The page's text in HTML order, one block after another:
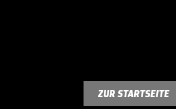
ZUR STARTSEITE